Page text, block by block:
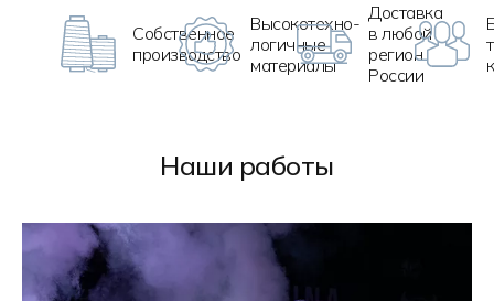
Собственное
производство
Высокотехно-
логичные
материалы
Доставка
в любой
регион
России
Наши работы